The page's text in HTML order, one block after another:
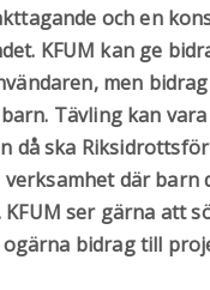
och en
KFUM kan ge
men
Tävling kan
då ska
verksamhet där
ser gärna att
bidrag till